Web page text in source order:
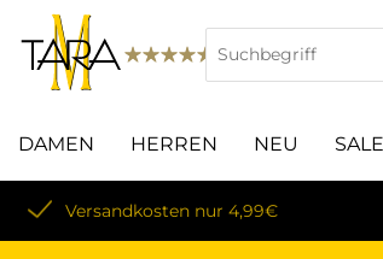
DAMEN HERREN NEU SALE
Lieferung innerhalb von 3-5 Werktagen